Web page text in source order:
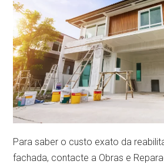
Para saber o custo exato da
fachada, contacte a Obras e